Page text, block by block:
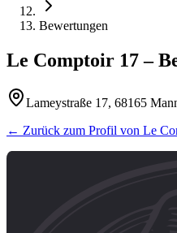
Bewertungen
Le Comptoir 17 –
Lameystraße 17, 68165
← Zurück zum Profil von Le